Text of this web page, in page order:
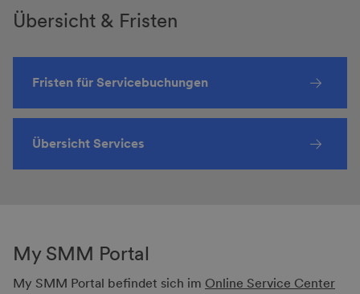
Übersicht & Fristen
Fristen für Servicebuchungen
Übersicht Services
My SMM Portal
My SMM Portal befindet sich im Online Service Center